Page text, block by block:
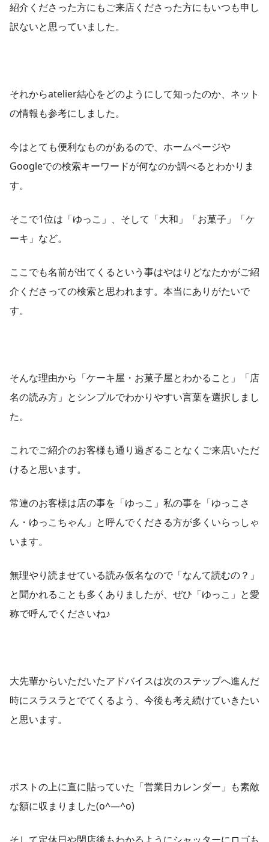
紹介くださった方にもご来店くださった方にもいつも申し
訳ないと思っていました。
それからatelier結心をどのようにして知ったのか、ネット
の情報も参考にしました。
今はとても便利なものがあるので、ホームページや
Googleでの検索キーワードが何なのか調べるとわかりま
す。
そこで1位は「ゆっこ」、そして「大和」「お菓子」「ケ
ーキ」など。
ここでも名前が出てくるという事はやはりどなたかがご紹
介くださっての検索と思われます。本当にありがたいで
す。
そんな理由から「ケーキ屋・お菓子屋とわかること」「店
名の読み方」とシンプルでわかりやすい言葉を選択しまし
た。
これでご紹介のお客様も通り過ぎることなくご来店いただ
けると思います。
常連のお客様は店の事を「ゆっこ」私の事を「ゆっこさ
ん・ゆっこちゃん」と呼んでくださる方が多くいらっしゃ
います。
無理やり読ませている読み仮名なので「なんて読むの？」
と聞かれることも多くありましたが、ぜひ「ゆっこ」と愛
称で呼んでくださいね♪
大先輩からいただいたアドバイスは次のステップへ進んだ
時にスラスラとでてくるよう、今後も考え続けていきたい
と思います。
ポストの上に直に貼っていた「営業日カレンダー」も素敵
な額に収まりました(o^―^o)